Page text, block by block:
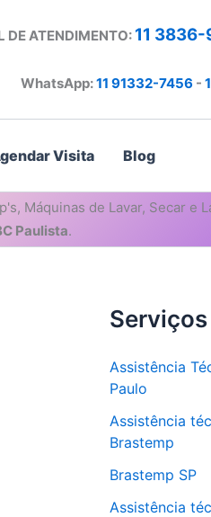
DE ATENDIMENTO: 11
WhatsApp:11 91332-7456 -
Visita Blog
Máquinas de Lavar, Secar e
Paulista.
Serviços
Assistência
Paulo
Assistência
Brastemp
Brastemp SP
Assistência